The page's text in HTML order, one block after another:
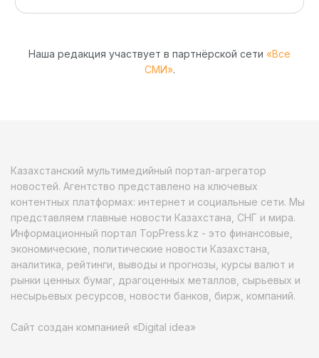
Наша редакция участвует в партнёрской сети «Все
СМИ».
Казахстанский мультимедийный портал-агрегатор
новостей. Агентство представлено на ключевых
контентных платформах: интернет и социальные сети. Мы
представляем главные новости Казахстана, СНГ и мира.
Информационный портал TopPress.kz - это финансовые,
экономические, политические новости Казахстана,
аналитика, рейтинги, выводы и прогнозы, курсы валют и
рынки ценных бумаг, драгоценных металлов, сырьевых и
несырьевых ресурсов, новости банков, бирж, компаний.
Сайт создан компанией «Digital idea»